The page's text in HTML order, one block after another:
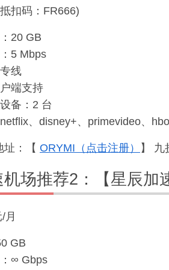
扣码：FR666)
20 GB
5 Mbps
线
端支持
备：2 台
、disney+、primevideo、
址：【 ORYMI（点击注册） 】 九
场推荐2：【星辰加
月
GB
∞ Gbps